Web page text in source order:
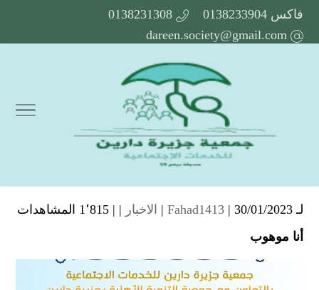
فاكس 0138233904
0138231308
dareen.society@gmail.com
لـ Fahad1413 | 30/01/2023 | الاخبار | | 1٬815 المشاهدات
أنا موهوب